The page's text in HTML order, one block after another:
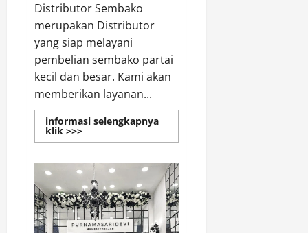
Distributor Sembako
merupakan Distributor
yang siap melayani
pembelian sembako partai
kecil dan besar. Kami akan
memberikan layanan...
informasi selengkapnya
klik >>>Read
more
Sembako
Siap
Melayani
Pembelian
Pengiriman
Partai
Besar